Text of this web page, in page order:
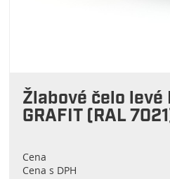
Žlabové čelo levé
GRAFIT (RAL
Cena
Cena s DPH